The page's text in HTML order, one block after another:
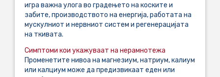
игра важна улога во градењето на коските и
забите, производството на енергија, работата на
мускулниот и нервниот систем и регенерацијата
на ткивата.
Симптоми кои укажуваат на нерамнотежа
Променетите нивоа на магнезиум, натриум, калиум
или калциум може да предизвикаат еден или